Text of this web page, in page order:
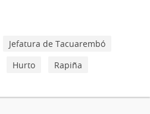
Jefatura de Tacuarembó
Hurto Rapiña